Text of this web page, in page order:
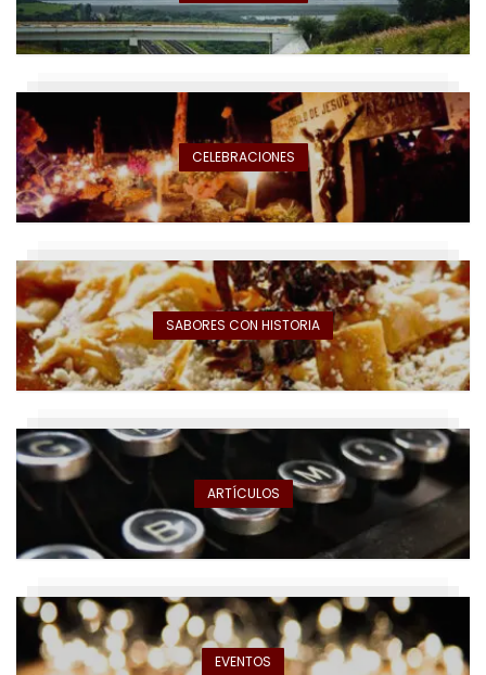
CELEBRACIONES
SABORES CON HISTORIA
ARTÍCULOS
EVENTOS